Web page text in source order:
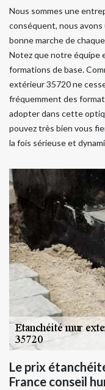
Nous sommes une
conséquent, nous
bonne marche de
Notez que notre équipe
formations de base.
extérieur 35720 ne
fréquemment des
adopter dans cette
pouvez très bien vous
la fois sérieuse et
Le prix
France conseil